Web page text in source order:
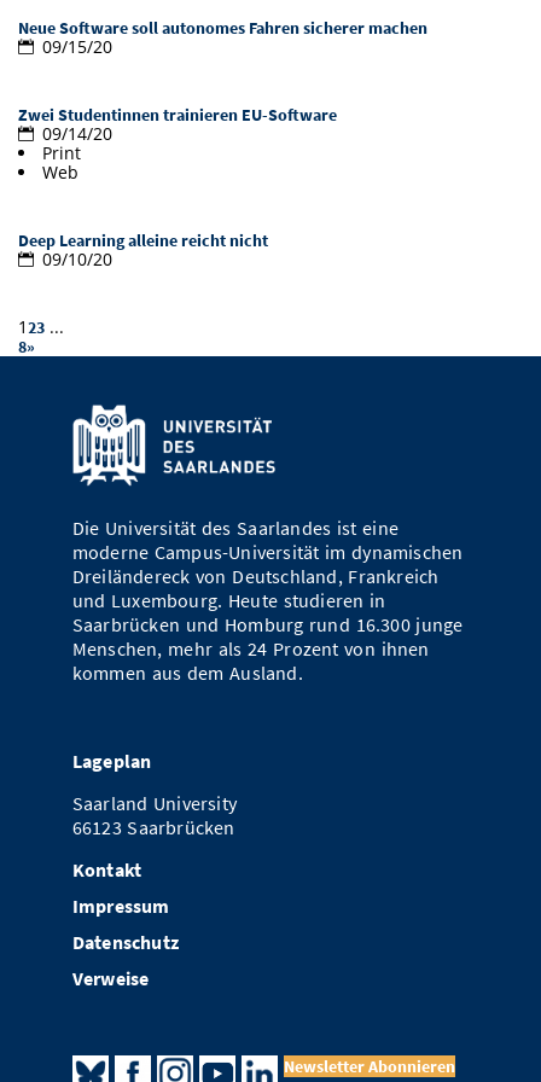
Vom Studium in den Beruf
Study Scheduler
Bibliothek
Start-ups
IT-Themenabend
Ranking
Preise, Auszeichnungen und Förderungen
SIC Merchandise
Anfahrt
Termine, Vorträge und Veranstaltungen
Neue Software soll autonomes Fahren sicherer machen
09/15/20
Zwei Studentinnen trainieren EU-Software
09/14/20
Print
Web
Deep Learning alleine reicht nicht
09/10/20
123 ...
8»
Die Universität des Saarlandes ist eine
moderne Campus-Universität im dynamischen
Dreiländereck von Deutschland, Frankreich
und Luxembourg. Heute studieren in
Saarbrücken und Homburg rund 16.300 junge
Menschen, mehr als 24 Prozent von ihnen
kommen aus dem Ausland.
Lageplan
Saarland University
66123 Saarbrücken
Kontakt
Impressum
Datenschutz
Verweise
Newsletter Abonnieren